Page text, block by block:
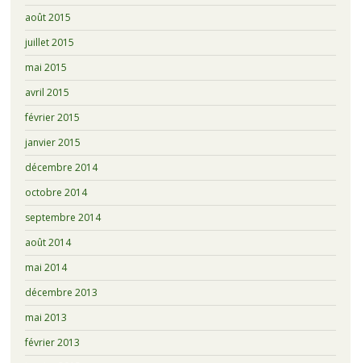
août 2015
juillet 2015
mai 2015
avril 2015
février 2015
janvier 2015
décembre 2014
octobre 2014
septembre 2014
août 2014
mai 2014
décembre 2013
mai 2013
février 2013